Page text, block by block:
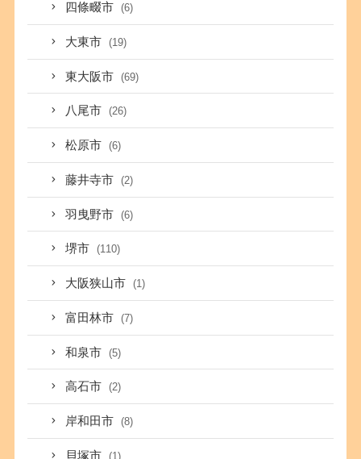
四條畷市 (6)
大東市 (19)
東大阪市 (69)
八尾市 (26)
松原市 (6)
藤井寺市 (2)
羽曳野市 (6)
堺市 (110)
大阪狭山市 (1)
富田林市 (7)
和泉市 (5)
高石市 (2)
岸和田市 (8)
貝塚市 (1)